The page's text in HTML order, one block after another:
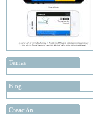
Temas
Blog
Creación